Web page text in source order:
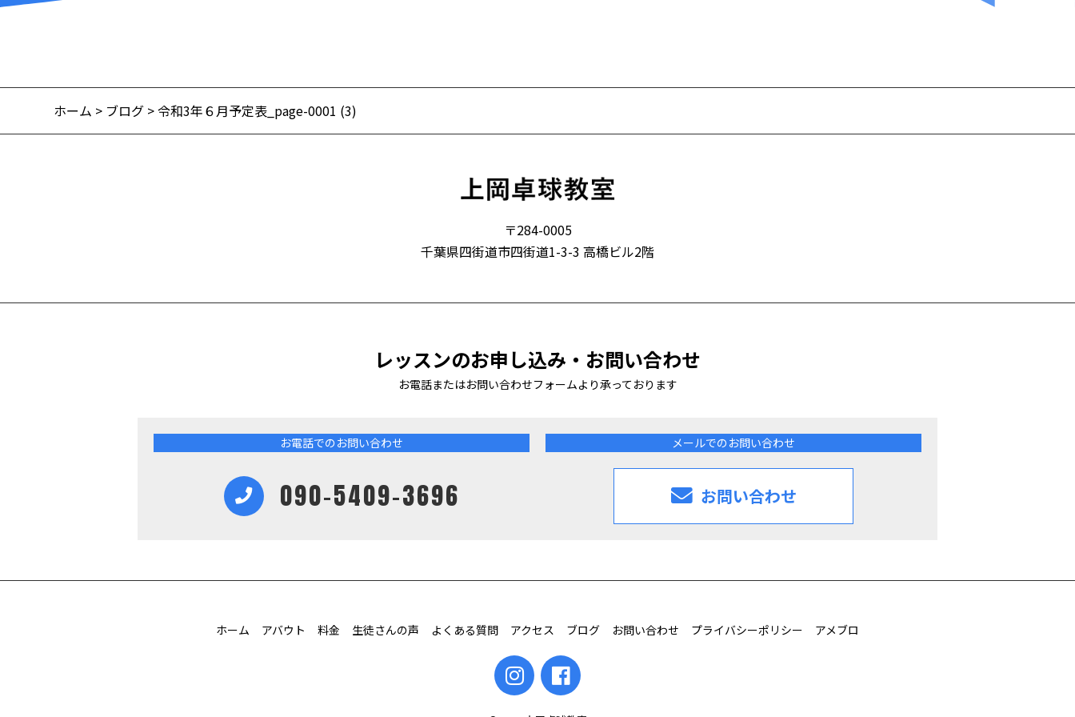
ホーム > ブログ > 令和3年６月予定表_page-0001 (3)
〒284-0005
千葉県四街道市四街道1-3-3 高橋ビル2階
レッスンのお申し込み・お問い合わせ
お電話またはお問い合わせフォームより承っております
お電話でのお問い合わせ
090-5409-3696
メールでのお問い合わせ
お問い合わせ
ホーム アバウト 料金 生徒さんの声 よくある質問 アクセス ブログ お問い合わせ プライバシーポリシー アメブロ